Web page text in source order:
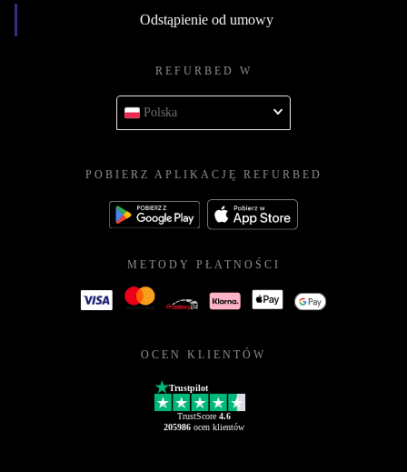
Odstąpienie od umowy
REFURBED W
Polska
POBIERZ APLIKACJĘ REFURBED
METODY PŁATNOŚCI
OCEN KLIENTÓW
Trustpilot
TrustScore 4.6
205986ocen klientów